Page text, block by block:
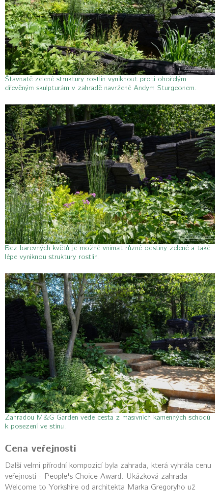
Šťavnatě zelené struktury rostlin vyniknout proti ohořelým
dřevěným skulpturám v zahradě navržené Andym Sturgeonem.
Bez barevných květů je možné vnímat různé odstíny zelené a také
lépe vyniknou struktury rostlin.
Zahradou M&G Garden vede cesta z masivních kamenných schodů
k posezení ve stínu.
Cena veřejnosti
Další velmi přírodní kompozicí byla zahrada, která vyhrála cenu
veřejnosti - People's Choice Award. Ukázková zahrada
Welcome to Yorkshire od architekta Marka Gregoryho už